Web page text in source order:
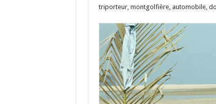
triporteur, montgolfière, automobile,